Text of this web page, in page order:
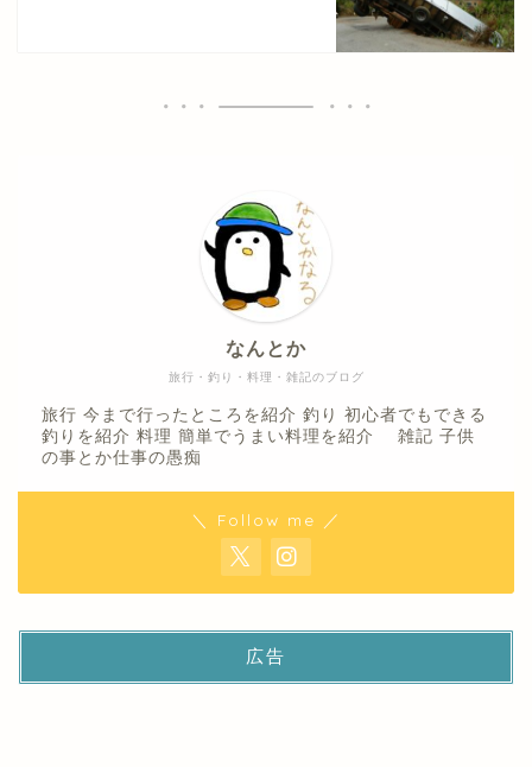
旅行・釣り・料理・雑記のブログ
なんとか
旅行 今まで行ったところを紹介 釣り 初心者でもできる
釣りを紹介 料理 簡単でうまい料理を紹介 雑記 子供
の事とか仕事の愚痴
＼ Follow me ／
広告